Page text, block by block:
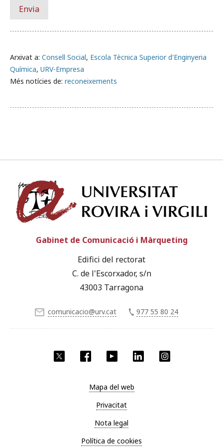
Arxivat a: Consell Social, Escola Tècnica Superior d'Enginyeria
Química, URV-Empresa
Més notícies de: reconeixements
Facebook YouTube LinkedIn
Gabinet de Comunicació i Màrqueting
Edifici del rectorat
C. de l'Escorxador, s/n
43003 Tarragona
comunicacio@urv.cat 977 55 80 24
Mapa del web
Privacitat
Nota legal
Política de cookies